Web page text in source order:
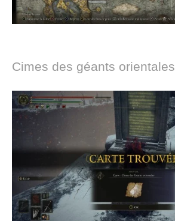
Cimes des géants orientales